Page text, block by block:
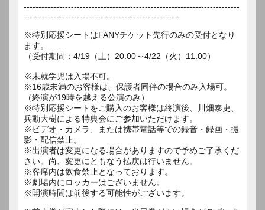
-------------------------------------------------------------------------
-----------------------------------------------------
※特別応援シートはFANYチケット先行のみの受付となり
ます。
（受付期間：4/19（土）20:00～4/22（火）11:00）
※未就学児は入場不可。
※16歳未満のお客様は、保護者同伴の場合のみ入場可。
（終演が19時を越える公演のみ）
※特別応援シートをご購入のお客様は終演後、川畑泰史、
兵動大樹による特典会にご参加いただけます。
※ビデオ・カメラ、または携帯電話等での録音・録画・撮
影・配信禁止。
※出演者は変更になる場合がありますので予めご了承くだ
さい。尚、変更にともなう払戻は行いません。
※客席内は飲食禁止となっております。
※劇場内にロッカーはございません。
※開演時間は前後する可能性がございます。